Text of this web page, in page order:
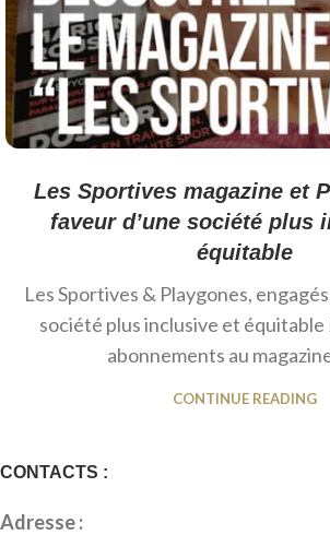
Les Sportives magazine et
faveur d’une société plus
équitable
Les Sportives & Playgones,
société plus inclusive et
abonnements au
CONTINUE READING
CONTACTS :
Adresse :